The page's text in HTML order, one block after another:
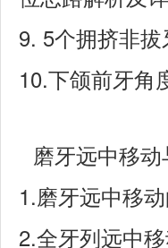
9. 5个拥挤非
10.下颌前牙角
磨牙远中移
1.磨牙远中移
2.全牙列远中